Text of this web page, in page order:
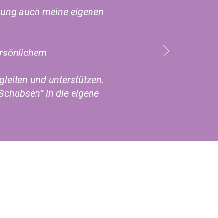
auch meine eigenen
und unterstützen.
in die eigene